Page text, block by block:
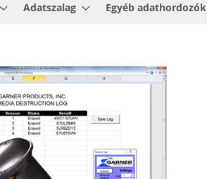
Adatszalag Egyéb adathordozók